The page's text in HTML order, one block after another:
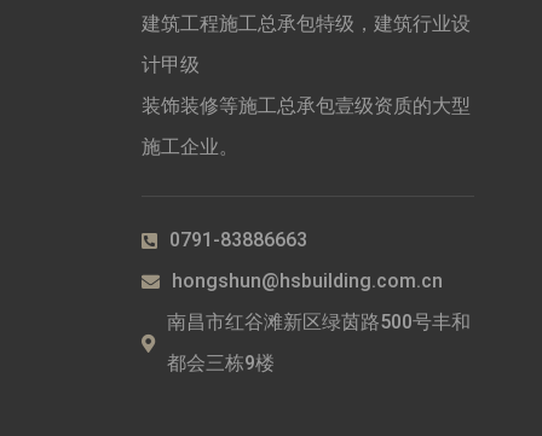
建筑工程施工总承包特级，建筑行业设
计甲级
装饰装修等施工总承包壹级资质的大型
施工企业。
0791-83886663
hongshun@hsbuilding.com.cn
南昌市红谷滩新区绿茵路500号丰和
都会三栋9楼